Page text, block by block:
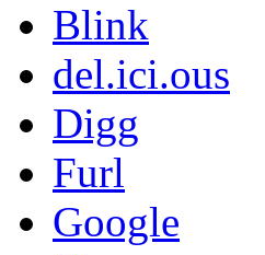
Blink
del.ici.ous
Digg
Furl
Google